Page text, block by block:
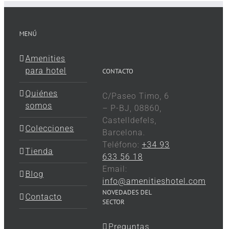
MENÚ
Amenities
para hotel
Quiénes
somos
Colecciones
Tienda
Blog
Contacto
CONTACTO
C/Paseo Timo, 6
– P-BJ, 08860,
Castelldefels,
Barcelona.
Teléfono: +34 93
633 56 18
Email:
info@amenitieshotel.com
NOVEDADES DEL
SECTOR
Preguntas